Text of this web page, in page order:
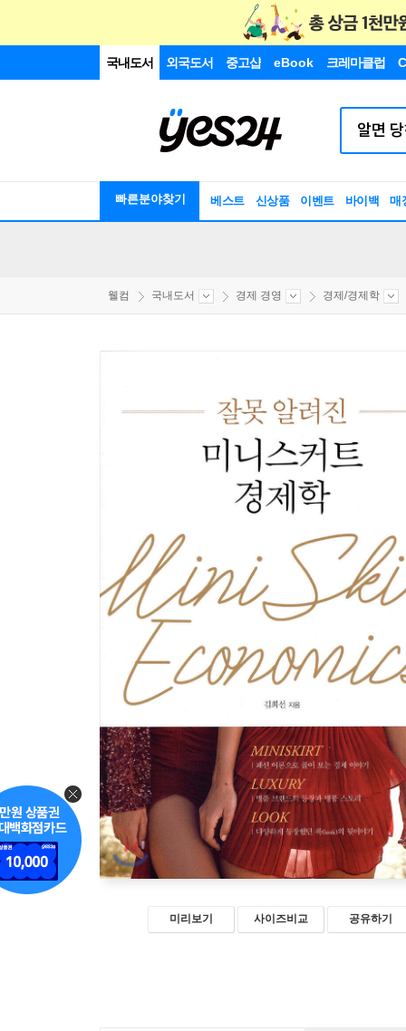
국내도서 외국도서 중고샵 eBook 크레마클럽
빠른분야찾기 베스트 신상품 이벤트 바이백 매
웰컴 국내도서 경제 경영 경제/경제학
미리보기 사이즈비교 공유하기